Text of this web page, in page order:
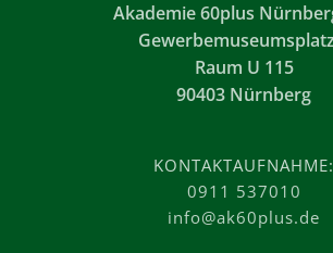
Akademie 60plus
Raum U 115
90403 Nürnberg
KONTAKTAUFNAHME:
0911 537010
info@ak60plus.de